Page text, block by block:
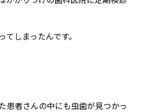
しまったんです。
患者さんの中にも虫歯が見つかっ